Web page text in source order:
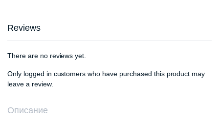
Reviews
There are no reviews yet.
Only logged in customers who have purchased this product may
leave a review.
Описание